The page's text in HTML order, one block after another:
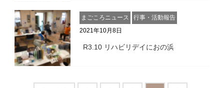
まごころニュース
行事・活動報告
2021年10月8日
R3.10 リハビリデイにおの浜